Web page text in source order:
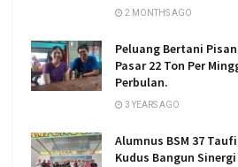
2 MONTHS AGO
Peluang Bertani
Pasar 22 Ton Per
Perbulan.
3 YEARS AGO
Alumnus BSM 37
Kudus Bangun